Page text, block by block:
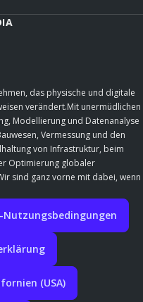
das physische und digitale
verändert.Mit unermüdlichen
Modellierung und Datenanalyse
Vermessung und den
von Infrastruktur, beim
Optimierung globaler
sind ganz vorne mit dabei, wenn
Nutzungsbedingungen
(USA)